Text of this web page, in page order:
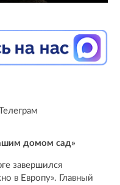
домом сад»
завершился
в Европу». Главный